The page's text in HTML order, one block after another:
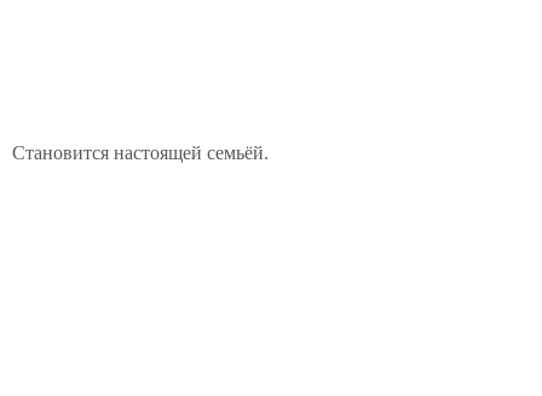
Становится настоящей семьёй.